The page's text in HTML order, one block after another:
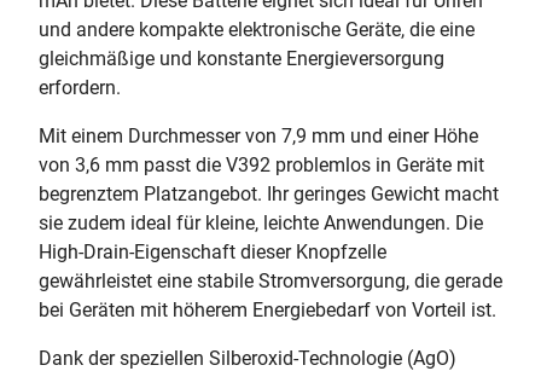
und andere kompakte elektronische Geräte, die eine
gleichmäßige und konstante Energieversorgung
erfordern.
Mit einem Durchmesser von 7,9 mm und einer Höhe
von 3,6 mm passt die V392 problemlos in Geräte mit
begrenztem Platzangebot. Ihr geringes Gewicht macht
sie zudem ideal für kleine, leichte Anwendungen. Die
High-Drain-Eigenschaft dieser Knopfzelle
gewährleistet eine stabile Stromversorgung, die gerade
bei Geräten mit höherem Energiebedarf von Vorteil ist.
Dank der speziellen Silberoxid-Technologie (AgO)